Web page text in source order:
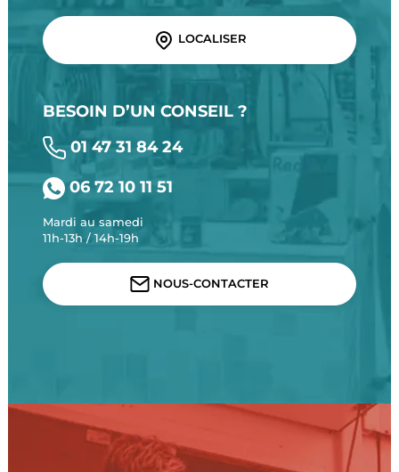
LOCALISER
BESOIN D’UN CONSEIL ?
01 47 31 84 24
06 72 10 11 51
Mardi au samedi
11h-13h / 14h-19h
NOUS-CONTACTER